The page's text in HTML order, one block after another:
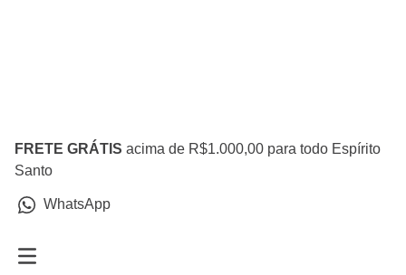
FRETE GRÁTIS acima de R$1.000,00 para todo Espírito
Santo
WhatsApp